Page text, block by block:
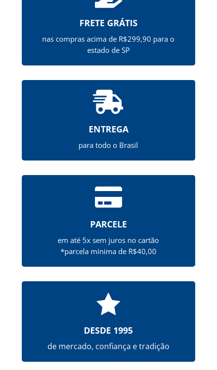
FRETE GRÁTIS
nas compras acima de R$299,90 para o
estado de SP

ENTREGA
para todo o Brasil

PARCELE
em até 5x sem juros no cartão
*parcela mínima de R$40,00

DESDE 1995
de mercado, confiança e tradição